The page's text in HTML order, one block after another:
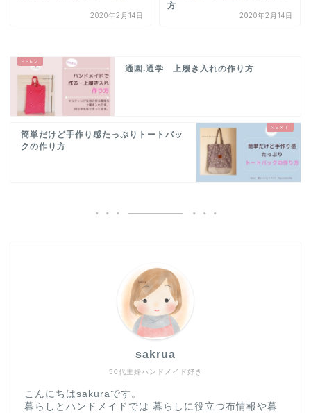
2020年2月14日
方
2020年2月14日
通園.通学 上履き入れの作り方
簡単だけど手作り感たっぷりトートバッ
クの作り方
50代主婦ハンドメイド好き
sakrua
こんにちはsakuraです。
暮らしとハンドメイドでは 暮らしに役立つ布情報や暮